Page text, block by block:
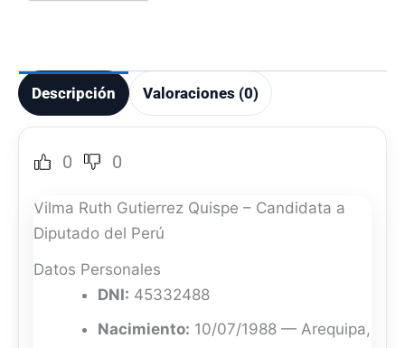
Descripción Valoraciones (0)
0 0
Vilma Ruth Gutierrez Quispe – Candidata a
Diputado del Perú
Datos Personales
DNI: 45332488
Nacimiento: 10/07/1988 — Arequipa,